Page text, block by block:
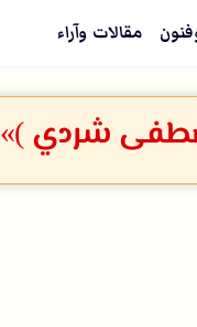
مقالات وآراء
شردي )»